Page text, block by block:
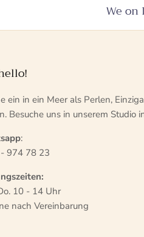
We on
ein in ein Meer als Perlen,
Besuche uns in unserem Studio
:
974 78 23
10 - 14 Uhr
nach Vereinbarung